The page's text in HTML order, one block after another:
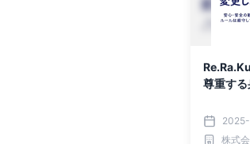
尊重す
株式